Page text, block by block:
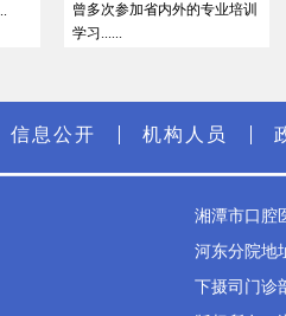
曾多次参加省内外的专业培训
学习......
信息公开 机构人员
湘潭市口腔
河东分院地
下摄司门诊